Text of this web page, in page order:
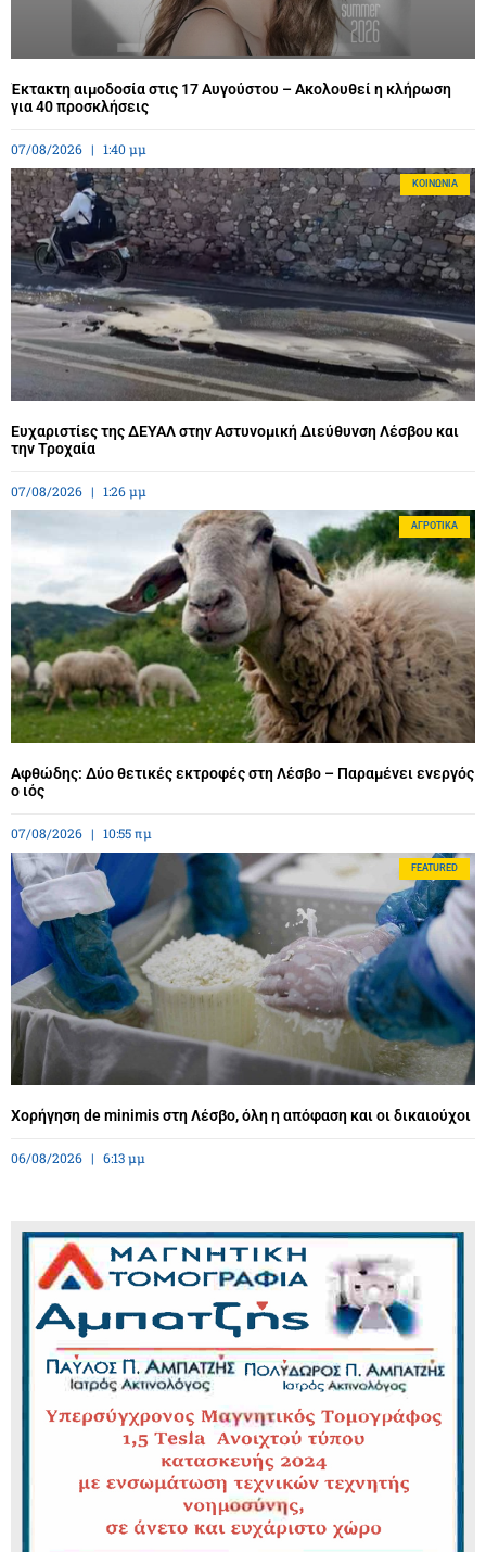
Έκτακτη αιμοδοσία στις 17 Αυγούστου – Ακολουθεί η κλήρωση
για 40 προσκλήσεις
07/08/2026 1:40 μμ
ΚΟΙΝΩΝΊΑ
Ευχαριστίες της ΔΕΥΑΛ στην Αστυνομική Διεύθυνση Λέσβου και
την Τροχαία
07/08/2026 1:26 μμ
ΑΓΡΟΤΙΚΆ
Αφθώδης: Δύο θετικές εκτροφές στη Λέσβο – Παραμένει ενεργός
ο ιός
07/08/2026 10:55 πμ
FEATURED
Χορήγηση de minimis στη Λέσβο, όλη η απόφαση και οι δικαιούχοι
06/08/2026 6:13 μμ